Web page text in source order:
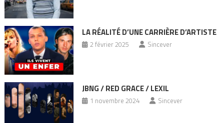
LA RÉALITÉ D’UNE CARRIÈRE D’ARTISTE
2 février 2025 Sincever
JBNG / RED GRACE / LEXIL
1 novembre 2024 Sincever